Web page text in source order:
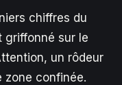
chiffres du
griffonné sur le
un rôdeur
confinée.